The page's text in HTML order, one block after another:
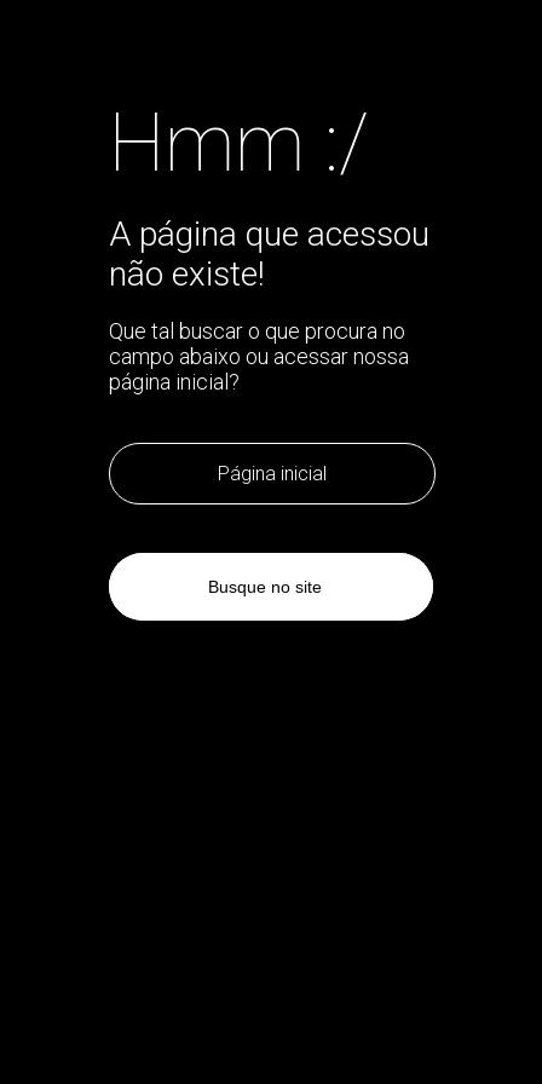
Hmm :/
A página que acessou
não existe!
Que tal buscar o que procura no
campo abaixo ou acessar nossa
página inicial?
Página inicial